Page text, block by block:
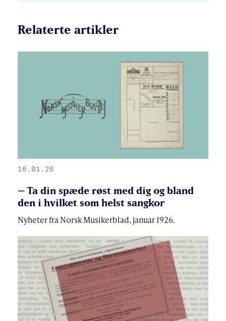
Relaterte artikler
16.01.26
– Ta din spæde røst med dig og bland
den i hvilket som helst sangkor
Nyheter fra Norsk Musikerblad, januar 1926.